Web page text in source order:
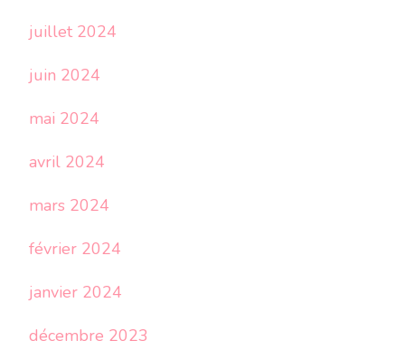
juillet 2024
juin 2024
mai 2024
avril 2024
mars 2024
février 2024
janvier 2024
décembre 2023